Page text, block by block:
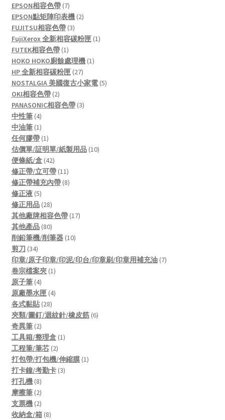
EPSON相容色帶 77
products
EPSON點矩陣印表機 22
FUJITSU相容色帶 33
products
FujiXerox 全新相容碳粉匣 11
FUTEK相容色帶 11
product
HOKO HOKO廚餘處理機 11
HP 全新相容碳粉匣 2727
products
NOSTALGIA 美國復古小家電 55
OKI相容色帶 22
products
PANASONIC相容色帶 33
中性筆 44
products
中油筆 11
product
任何膠帶 11
product
估價單/証明單/紙製用品 1010
便條紙/盒 4242
products
修正帶/立可帶 1111
products
修正帶補充內帶 88
修正液 55
products
修正用品 2828
products
其他廠牌相容色帶 1717
其他產品 8080
products
削鉛筆機/削筆器 1010
剪刀 3434
products
印章/原子印章/印泥/印台/印章刷/印章用補充油 77
卷宗檔案夾 11
原子筆 44
products
原廠墨水匣 44
各式黏貼 2828
products
夾類/圖釘/迴紋針/橡皮筋 66
奇異筆 22
products
工具箱/整理盒 11
工程筆/筆芯 22
products
打包帶/打包機/伸縮膜 11
打卡鐘/考勤卡 33
打孔機 88
products
摩擦筆 22
products
支票機 22
products
收納盒/箱 88